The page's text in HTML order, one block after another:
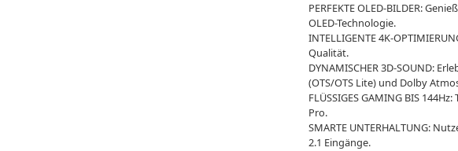
PERFEKTE OLED-BILDER:
OLED-Technologie.
INTELLIGENTE 4K-
Qualität.
DYNAMISCHER 3D-SOUND:
(OTS/OTS Lite) und Dolby
FLÜSSIGES GAMING BIS
Pro.
SMARTE UNTERHALTUNG:
2.1 Eingänge.